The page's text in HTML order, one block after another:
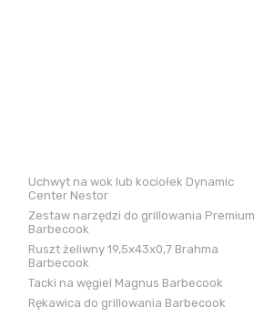
Uchwyt na wok lub kociołek Dynamic
Center Nestor
Zestaw narzędzi do grillowania Premium
Barbecook
Ruszt żeliwny 19,5x43x0,7 Brahma
Barbecook
Tacki na węgiel Magnus Barbecook
Rękawica do grillowania Barbecook